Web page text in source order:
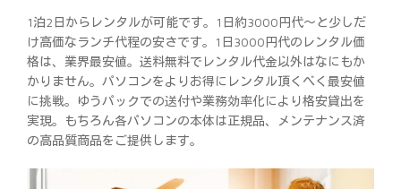
1泊2日からレンタルが可能です。1日約3000円代～と少しだ
け高価なランチ代程の安さです。1日3000円代のレンタル価
格は、業界最安値。送料無料でレンタル代金以外はなにもか
かりません。パソコンをよりお得にレンタル頂くべく最安値
に挑戦。ゆうパックでの送付や業務効率化により格安貸出を
実現。もちろん各パソコンの本体は正規品、メンテナンス済
の高品質商品をご提供します。